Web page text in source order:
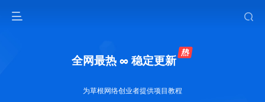
全网最热 ∞ 稳定更新
为草根网络创业者提供项目教程